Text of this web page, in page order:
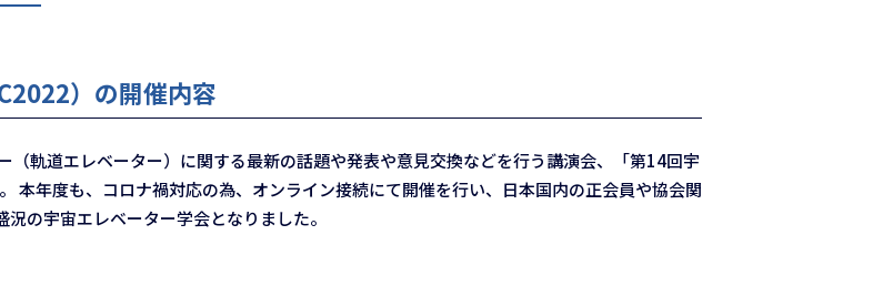
）の開催内容
軌道エレベーター）に関する最新の話題や発表や意見交換などを行う講演会、「第14回宇
本年度も、コロナ禍対応の為、オンライン接続にて開催を行い、日本国内の正会員や協会関
の宇宙エレベーター学会となりました。